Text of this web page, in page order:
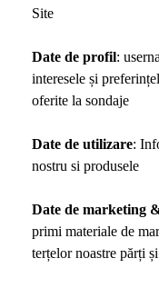
Site
Date de profil:
interesele și
oferite la sondaje
Date de utilizare:
nostru si produsele
Date de marketing
primi materiale de
terțelor noastre părți